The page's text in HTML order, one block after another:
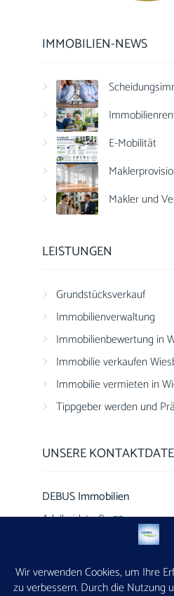
IMMOBILIEN-NEWS
E-Mobilität
Makler und
LEISTUNGEN
Grundstücksverkauf
Immobilienverwaltung
Immobilienbewertung in
Immobilie verkaufen
Immobilie vermieten in
Tippgeber werden und
UNSERE
DEBUS Immobilien
Adelheidstraße 53
(0611) 50589924
info@debus-immobilien.de